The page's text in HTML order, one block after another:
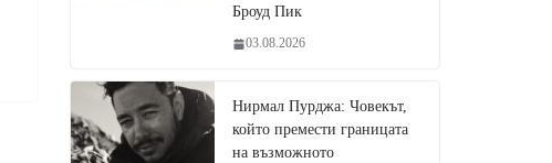
Броуд Пик
03.08.2026
Нирмал Пурджа: Човекът,
който премести границата
на възможното